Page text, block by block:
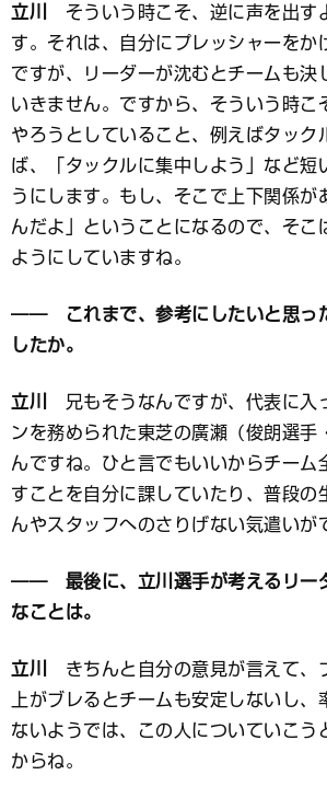
立川
そういう時こそ、逆に声を出す
す。それは、自分にプレッシャーをか
ですが、リーダーが沈むとチームも決
いきません。ですから、そういう時こ
やろうとしていること、例えばタック
ば、「タックルに集中しよう」など短
うにします。もし、そこで上下関係が
んだよ」ということになるので、そこ
ようにしていますね。
―― これまで、参考にしたいと思っ
したか。
立川
兄もそうなんですが、代表に入
ンを務められた東芝の廣瀬（俊朗選手
んですね。ひと言でもいいからチーム
すことを自分に課していたり、普段の
んやスタッフへのさりげない気遣いが
―― 最後に、立川選手が考えるリー
なことは。
立川
きちんと自分の意見が言えて、
上がブレるとチームも安定しないし、
ないようでは、この人についていこう
からね。